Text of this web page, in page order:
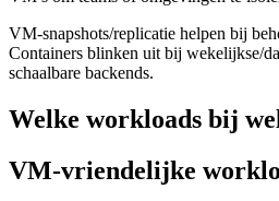
VM-snapshots/replicatie helpen bij
Containers blinken uit bij wekelijkse/
schaalbare backends.
Welke workloads bij
VM-vriendelijke